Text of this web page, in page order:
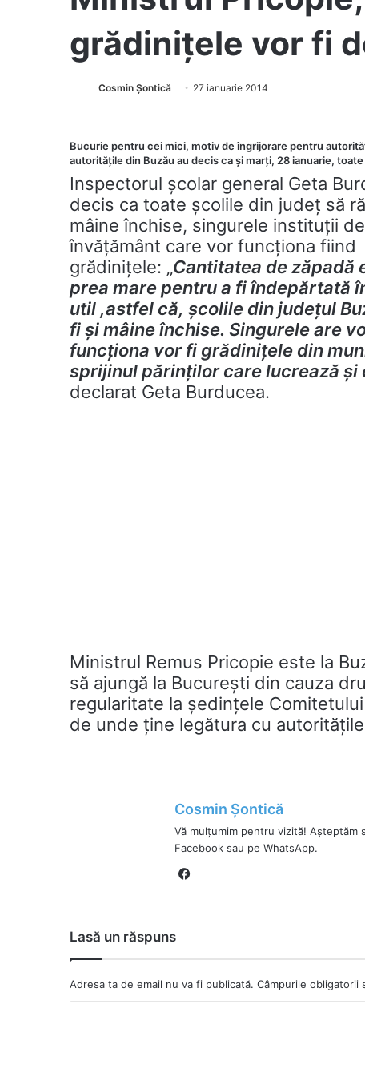
grădinițele vor fi
Cosmin Șontică 27 ianuarie 2014
Bucurie pentru cei mici, motiv de îngrijorare pentru
autoritățile din Buzău au decis ca și marți, 28 ianuarie,
Inspectorul școlar general Geta
decis ca toate școlile din județ să
mâine închise, singurele instituții de
învățământ care vor funcționa fiind
grădinițele: „Cantitatea de zăpadă
prea mare pentru a fi îndepărtată
util ,astfel că, școlile din județul
fi și mâine închise. Singurele are
funcționa vor fi grădinițele din
sprijinul părinților care lucrează și
declarat Geta Burducea.
Ministrul Remus Pricopie este la
să ajungă la București din cauza
regularitate la ședințele
de unde ține legătura cu
Cosmin Șontică
Vă mulțumim pentru vizită! Așteptăm
Facebook sau pe WhatsApp.
Lasă un răspuns
Adresa ta de email nu va fi publicată. Câmpurile obligatorii